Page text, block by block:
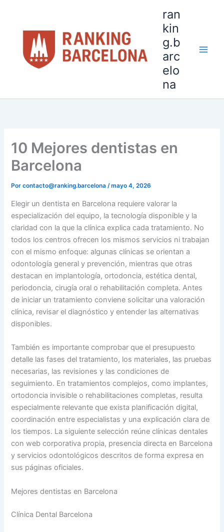
contenido
ran
kin
g.b
arc
elo
na
10 Mejores dentistas en
Barcelona
Porcontacto@ranking.barcelona/mayo 4, 2026
Elegir un dentista en Barcelona requiere valorar la
especialización del equipo, la tecnología disponible y la
claridad con la que la clínica explica cada tratamiento. No
todos los centros ofrecen los mismos servicios ni trabajan
con el mismo enfoque: algunas clínicas se orientan a
odontología general y prevención, mientras que otras
destacan en implantología, ortodoncia, estética dental,
periodoncia, cirugía oral o rehabilitación completa. Antes
de iniciar un tratamiento conviene solicitar una valoración
clínica, revisar el diagnóstico y entender las alternativas
disponibles.
También es importante comprobar que el presupuesto
detalle las fases del tratamiento, los materiales, las pruebas
necesarias, las revisiones y las condiciones de
seguimiento. En tratamientos complejos, como implantes,
ortodoncia invisible o rehabilitaciones completas, resulta
especialmente relevante que exista planificación digital,
coordinación entre especialistas y una explicación clara de
los tiempos. La siguiente selección reúne clínicas dentales
con web corporativa propia, presencia directa en Barcelona
y servicios odontológicos descritos de forma expresa en
sus páginas oficiales.
Mejores dentistas en Barcelona
Clínica Dental Barcelona